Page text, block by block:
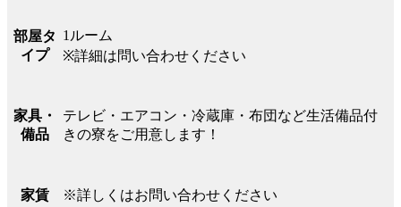
部屋タ
イプ
1ルーム
※詳細は問い合わせください
家具・
備品
テレビ・エアコン・冷蔵庫・布団など生活備品付
きの寮をご用意します！
家賃 ※詳しくはお問い合わせください